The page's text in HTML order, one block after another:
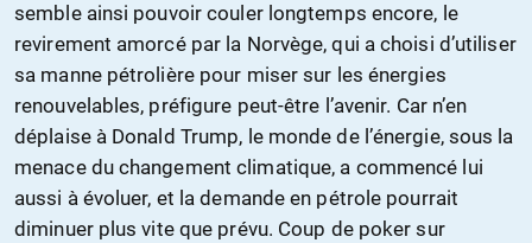
semble ainsi pouvoir couler longtemps encore, le
revirement amorcé par la Norvège, qui a choisi d’utiliser
sa manne pétrolière pour miser sur les énergies
renouvelables, préfigure peut-être l’avenir. Car n’en
déplaise à Donald Trump, le monde de l’énergie, sous la
menace du changement climatique, a commencé lui
aussi à évoluer, et la demande en pétrole pourrait
diminuer plus vite que prévu. Coup de poker sur